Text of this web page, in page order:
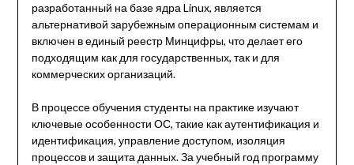
разработанный на базе ядра Linux, является
альтернативой зарубежным операционным системам и
включен в единый реестр Минцифры, что делает его
подходящим как для государственных, так и для
коммерческих организаций.
В процессе обучения студенты на практике изучают
ключевые особенности ОС, такие как аутентификация и
идентификация, управление доступом, изоляция
процессов и защита данных. За учебный год программу